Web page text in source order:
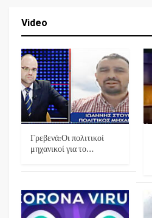
Video
Γρεβενά:Οι πολιτικοί
μηχανικοί για το…